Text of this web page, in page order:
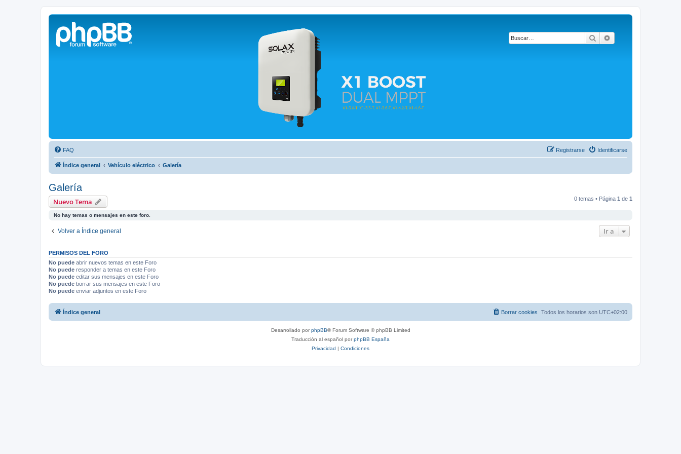
Buscar
Solax FAQ
Lugar para intercambiar dudas sobre inversores solares Solax y temas relacionados.
FAQ Identificarse
Registrarse
Índice general Vehículo eléctrico Galería
Galería
Nuevo Tema 0 temas • Página 1 de 1
No hay temas o mensajes en este foro.
Volver a Índice general Ir a
PERMISOS DEL FORO
No puede abrir nuevos temas en este Foro
No puede responder a temas en este Foro
No puede editar sus mensajes en este Foro
No puede borrar sus mensajes en este Foro
No puede enviar adjuntos en este Foro
Índice general Todos los horarios son UTC+02:00
Borrar cookies
Desarrollado porphpBB® Forum Software © phpBB Limited
Traducción al español porphpBB España
Privacidad | Condiciones